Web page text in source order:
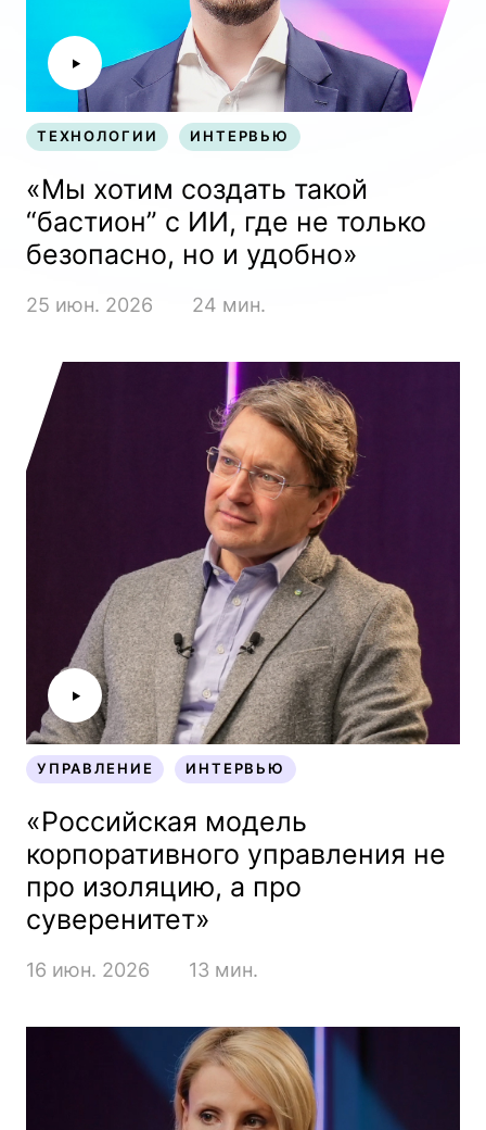
ТЕХНОЛОГИИ
ИНТЕРВЬЮ
«Мы хотим создать такой
“бастион” с ИИ, где не только
безопасно, но и удобно»
25 июн. 2026 24 мин.
УПРАВЛЕНИЕ
ИНТЕРВЬЮ
«Российская модель
корпоративного управления не
про изоляцию, а про
суверенитет»
16 июн. 2026 13 мин.